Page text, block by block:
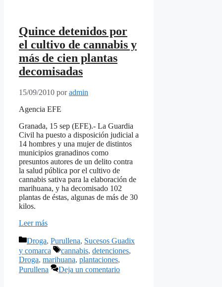
Quince detenidos por
el cultivo de cannabis y
más de cien plantas
decomisadas
15/09/2010 poradmin
Agencia EFE
Granada, 15 sep (EFE).- La Guardia
Civil ha puesto a disposición judicial a
14 hombres y una mujer de distintos
municipios granadinos como
presuntos autores de un delito contra
la salud pública por el cultivo de
cannabis sativa para la elaboración de
marihuana, y ha decomisado 102
plantas de éstas, algunas de más de 30
kilos.
Leer más
Categorías
Droga, Purullena, Sucesos Guadix
y comarca
Etiquetas
cannabis, detenciones,
Droga, marihuana, plantaciones,
Purullena
Deja un comentario